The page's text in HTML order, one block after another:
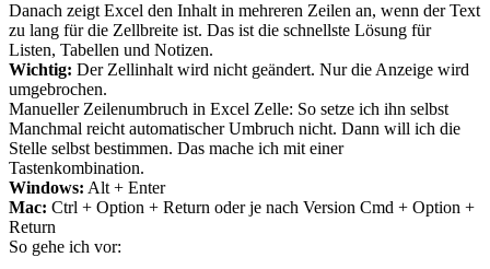
Danach zeigt Excel den Inhalt in mehreren Zeilen an, wenn der Text
zu lang für die Zellbreite ist. Das ist die schnellste Lösung für
Listen, Tabellen und Notizen.
Wichtig: Der Zellinhalt wird nicht geändert. Nur die Anzeige wird
umgebrochen.
Manueller Zeilenumbruch in Excel Zelle: So setze ich ihn selbst
Manchmal reicht automatischer Umbruch nicht. Dann will ich die
Stelle selbst bestimmen. Das mache ich mit einer
Tastenkombination.
Windows: Alt + Enter
Mac: Ctrl + Option + Return oder je nach Version Cmd + Option +
Return
So gehe ich vor: